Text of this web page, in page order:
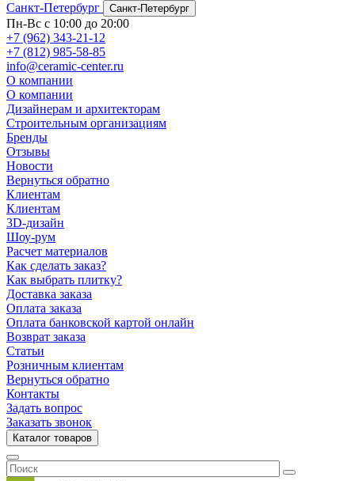
Санкт-Петербург
Санкт-Петербург
Пн-Вс с 10:00 до 20:00
+7 (962) 343-21-12
+7 (812) 985-58-85
info@ceramic-center.ru
О компании
О компании
Дизайнерам и архитекторам
Строительным организациям
Бренды
Отзывы
Новости
Вернуться обратно
Клиентам
Клиентам
3D-дизайн
Шоу-рум
Расчет материалов
Как сделать заказ?
Как выбрать плитку?
Доставка заказа
Оплата заказа
Оплата банковской картой онлайн
Возврат заказа
Статьи
Розничным клиентам
Вернуться обратно
Контакты
Задать вопрос
Заказать звонок
Каталог товаров